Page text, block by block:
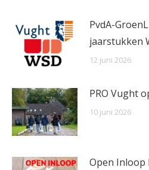
PvdA-
jaarstukken
12 juni 2026
PRO Vught
10 juni 2026
Open Inloop